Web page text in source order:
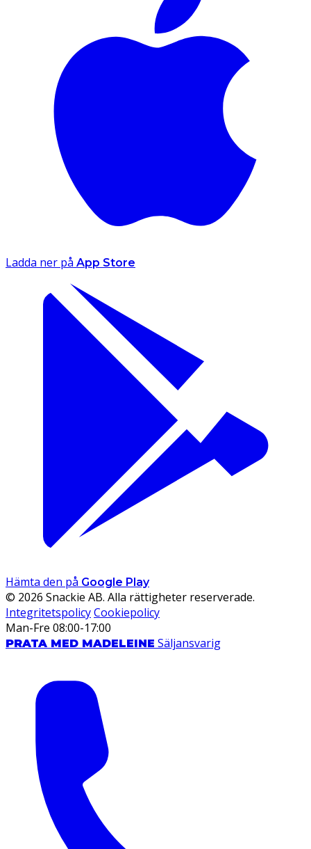
Ladda ner på App Store
Hämta den på Google Play
© 2026 Snackie AB. Alla rättigheter reserverade.
IntegritetspolicyCookiepolicy
Man-Fre 08:00-17:00
PRATA MED MADELEINE Säljansvarig